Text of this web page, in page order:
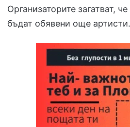
Организаторите загатват,
бъдат обявени още артисти.